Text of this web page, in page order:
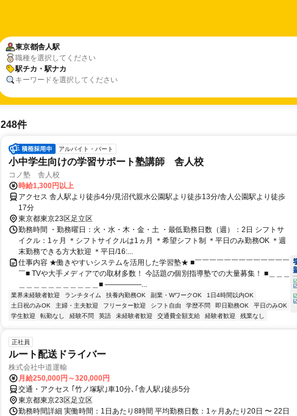
東京都舎人駅
職種を選択してください
駅チカ・駅ナカ
キーワードを選択してください
248件
アルバイト・パート
小中学生向けの学習サポート塾講師 舎人校
コノ塾 舎人校
時給1,300円以上
アクセス 舎人駅より徒歩4分/見沼代親水公園駅より徒歩13分/舎人公園駅より徒歩
17分
東京都東京23区足立区
勤務時間 ・勤務曜日：火・水・木・金・土 ・最低勤務日数（週）：2日 シフトサ
イクル：1ヶ月 ＊シフトサイクルは1ヵ月 ＊希望シフト制 ＊平日のみ勤務OK ＊週
末勤務できる方大歓迎 ＊平日/16:...
仕事内容 ★働きやすいシステムを活用した学習塾★ ■￣￣￣￣￣￣￣￣￣￣￣￣￣
￣■ TVや大手メディアでの取材多数！ 今話題の個別指導塾での大量募集！ ■＿＿＿
＿＿＿＿＿＿＿＿＿＿＿■ ―――――...
業界未経験者歓迎 ランチタイム 扶養内勤務OK 副業・WワークOK
1日4時間以内OK
土日祝のみOK
主婦・主夫歓迎 フリーター歓迎 シフト自由 学歴不問 即日勤務OK
平日のみOK
学生歓迎
転勤なし 経験不問 英語 未経験者歓迎 交通費全額支給 経験者歓迎 残業なし
正社員
ルート配送ドライバー
株式会社中道運輸
月給250,000円～320,000円
交通・アクセス ｢竹ノ塚駅｣車10分､｢舎人駅｣徒歩5分
東京都東京23区足立区
勤務時間詳細 実働時間：1日あたり8時間 平均勤務日数：1ヶ月あたり20日 〜 22日